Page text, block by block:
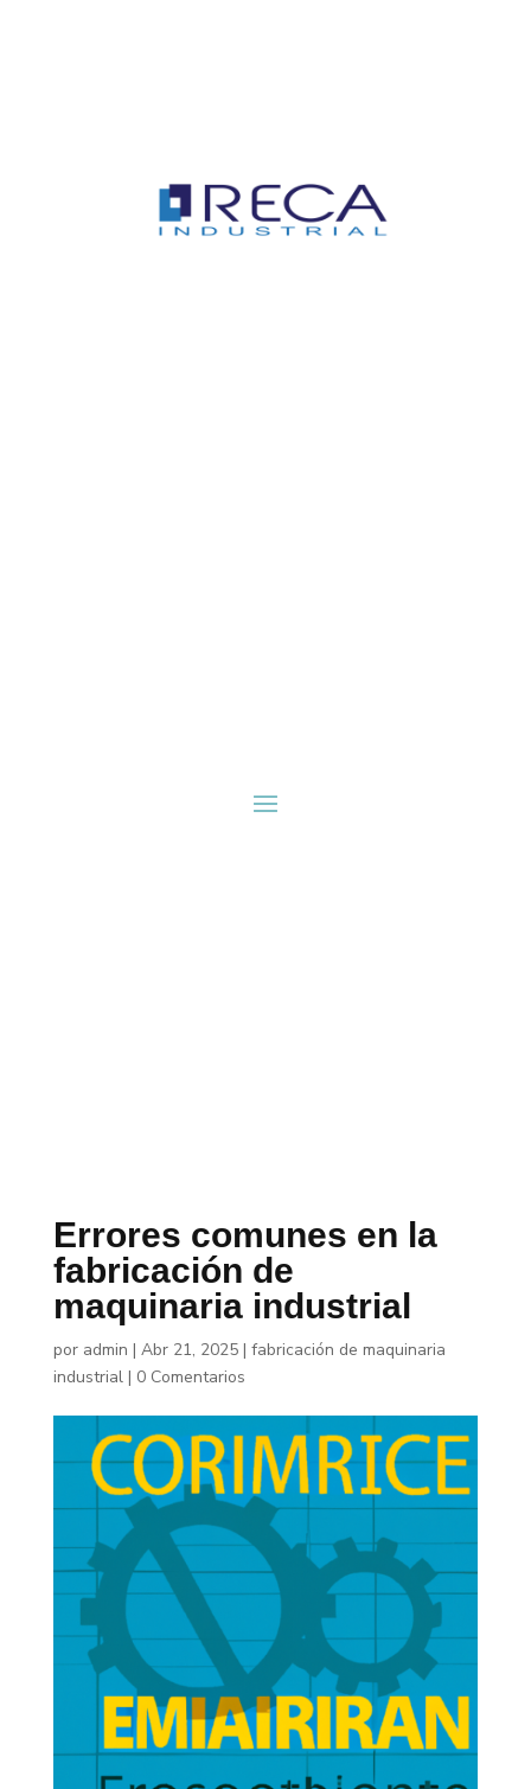
Errores comunes en la
fabricación de
maquinaria industrial
por admin | Abr 21, 2025| fabricación de maquinaria
industrial| 0 Comentarios